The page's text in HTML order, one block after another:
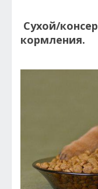
Сухой/
кормления.